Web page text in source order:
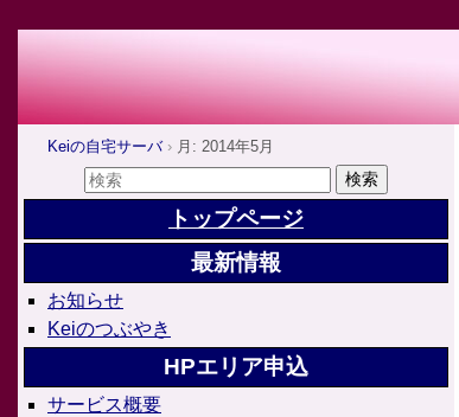
Keiの自宅サーバ 月: 2014年5月
トップページ
最新情報
お知らせ
Keiのつぶやき
HPエリア申込
サービス概要